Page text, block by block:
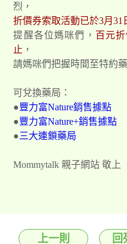
烈，
折價券索取活動已於3月31
提醒各位媽咪們， 百元
止 ，
請媽咪們把握時間至特約
可兌換藥局：
●豐力富Nature銷售據點
●豐力富Nature+銷售據點
●三大連鎖藥局
Mommytalk 親子網站 敬上
上一則 回